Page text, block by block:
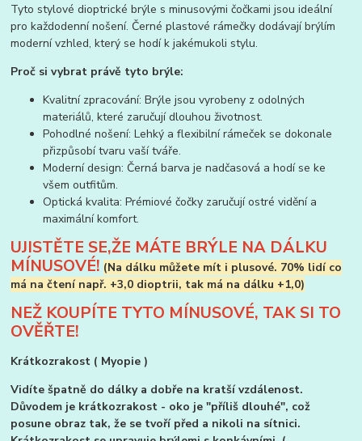
Tyto stylové dioptrické brýle s minusovými čočkami jsou ideální
pro každodenní nošení. Černé plastové rámečky dodávají brýlím
moderní vzhled, který se hodí k jakémukoli stylu.
Proč si vybrat právě tyto brýle:
Kvalitní zpracování: Brýle jsou vyrobeny z odolných
materiálů, které zaručují dlouhou životnost.
Pohodlné nošení: Lehký a flexibilní rámeček se dokonale
přizpůsobí tvaru vaší tváře.
Moderní design: Černá barva je nadčasová a hodí se ke
všem outfitům.
Optická kvalita: Prémiové čočky zaručují ostré vidění a
maximální komfort.
UJISTĚTE SE,ŽE MÁTE BRÝLE NA DÁLKU
MÍNUSOVÉ! (Na dálku můžete mít i plusové. 70% lidí co
má na čtení např. +3,0 dioptrii, tak má na dálku +1,0)
NEŽ KOUPÍTE TYTO MÍNUSOVÉ, TAK SI TO
OVĚŘTE!
Krátkozrakost ( Myopie )
Vidíte špatně do dálky a dobře na kratší vzdálenost.
Důvodem je krátkozrakost - oko je "příliš dlouhé", což
posune obraz tak, že se tvoří před a nikoli na sítnici.